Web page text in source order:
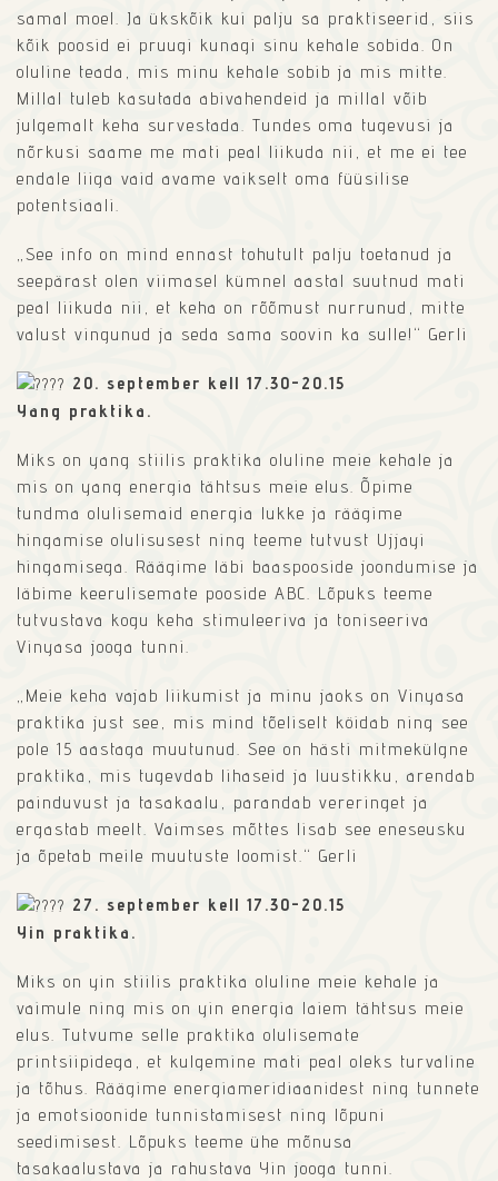
samal moel. Ja ükskõik kui palju sa praktiseerid, siis
kõik poosid ei pruugi kunagi sinu kehale sobida. On
oluline teada, mis minu kehale sobib ja mis mitte.
Millal tuleb kasutada abivahendeid ja millal võib
julgemalt keha survestada. Tundes oma tugevusi ja
nõrkusi saame me mati peal liikuda nii, et me ei tee
endale liiga vaid avame vaikselt oma füüsilise
potentsiaali.
„See info on mind ennast tohutult palju toetanud ja
seepärast olen viimasel kümnel aastal suutnud mati
peal liikuda nii, et keha on rõõmust nurrunud, mitte
valust vingunud ja seda sama soovin ka sulle!“ Gerli
20. september kell 17.30-20.15
Yang praktika.
Miks on yang stiilis praktika oluline meie kehale ja
mis on yang energia tähtsus meie elus. Õpime
tundma olulisemaid energia lukke ja räägime
hingamise olulisusest ning teeme tutvust Ujjayi
hingamisega. Räägime läbi baaspooside joondumise ja
läbime keerulisemate pooside ABC. Lõpuks teeme
tutvustava kogu keha stimuleeriva ja toniseeriva
Vinyasa jooga tunni.
„Meie keha vajab liikumist ja minu jaoks on Vinyasa
praktika just see, mis mind tõeliselt köidab ning see
pole 15 aastaga muutunud. See on hästi mitmekülgne
praktika, mis tugevdab lihaseid ja luustikku, arendab
painduvust ja tasakaalu, parandab vereringet ja
ergastab meelt. Vaimses mõttes lisab see eneseusku
ja õpetab meile muutuste loomist.“ Gerli
27. september kell 17.30-20.15
Yin praktika.
Miks on yin stiilis praktika oluline meie kehale ja
vaimule ning mis on yin energia laiem tähtsus meie
elus. Tutvume selle praktika olulisemate
printsiipidega, et kulgemine mati peal oleks turvaline
ja tõhus. Räägime energiameridiaanidest ning tunnete
ja emotsioonide tunnistamisest ning lõpuni
seedimisest. Lõpuks teeme ühe mõnusa
tasakaalustava ja rahustava Yin jooga tunni.